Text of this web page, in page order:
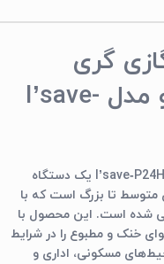
گری
24000 اینورتر آی سیو مدل I’save-
کولر گازی گری 24000 اینورتر آی سیو مدل I’save‑P24H1 یک دستگاه
متوسط تا بزرگ است که با
شده است. این محصول با
خنک و مطبوع را در شرایط
مسکونی، اداری و